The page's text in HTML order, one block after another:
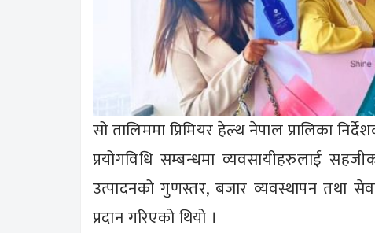
सो तालिममा प्रिमियर हेल्थ नेपाल प्रालिका
प्रयोगविधि सम्बन्धमा व्यवसायीहरुलाई
उत्पादनको गुणस्तर, बजार व्यवस्थापन तथा
प्रदान गरिएको थियो ।